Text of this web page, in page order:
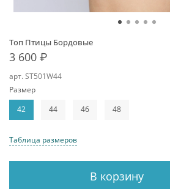
арт. ST501W44
Топ Птицы Бордовые
3 600 ₽
Таблица размеров
В корзину
Размер
42
44 46 48